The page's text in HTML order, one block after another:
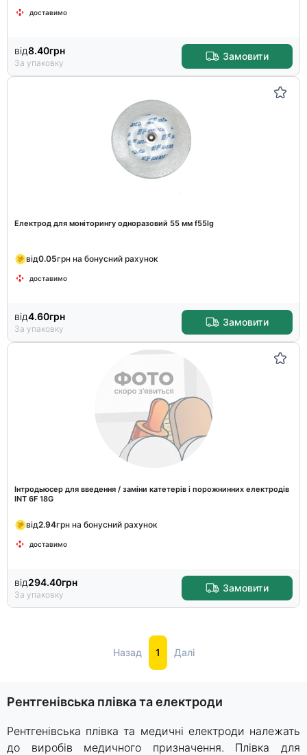
доставимо
від8.40грн
За упаковку
Замовити
Електрод для моніторингу одноразовий 55 мм f55lg
від0.05грн на бонусний рахунок
доставимо
від4.60грн
За упаковку
Замовити
Інтродьюсер для введення / заміни катетерів і порожнинних електродів
INT 6F 18G
від2.94грн на бонусний рахунок
доставимо
від294.40грн
За упаковку
Замовити
Назад 1 Далі
Рентгенівська плівка та електроди
Рентгенівська плівка та медичні електроди належать
до виробів медичного призначення. Плівка для